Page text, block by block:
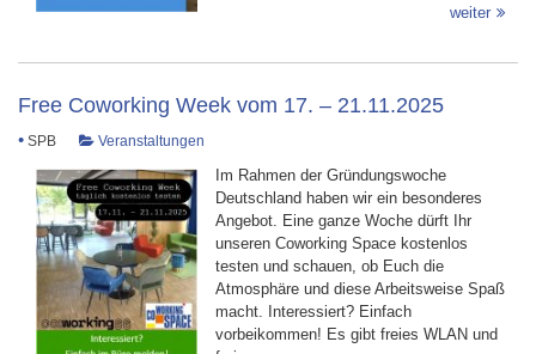
weiter
Free Coworking Week vom 17. – 21.11.2025
• SPB Veranstaltungen
Im Rahmen der Gründungswoche
Deutschland haben wir ein besonderes
Angebot. Eine ganze Woche dürft Ihr
unseren Coworking Space kostenlos
testen und schauen, ob Euch die
Atmosphäre und diese Arbeitsweise Spaß
macht. Interessiert? Einfach
vorbeikommen! Es gibt freies WLAN und